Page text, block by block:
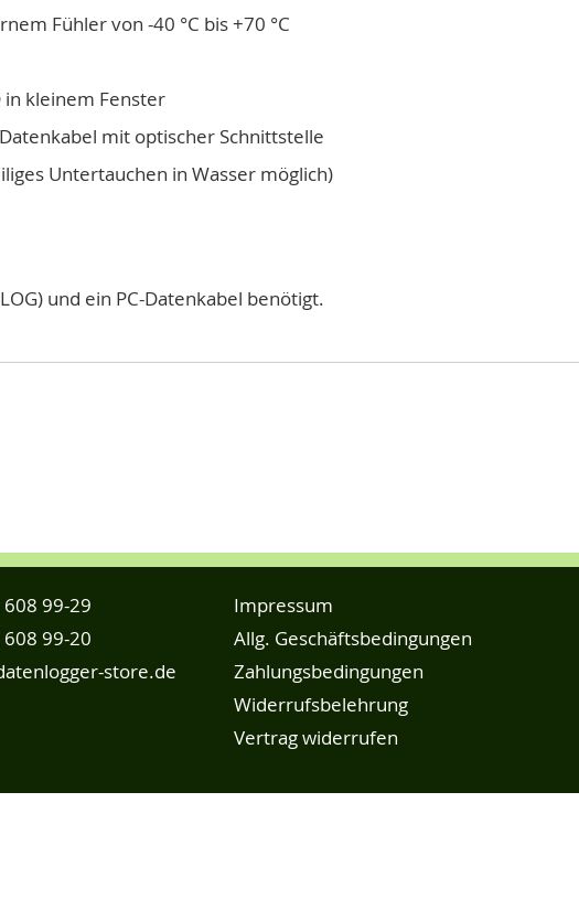
Fühler von -40 °C bis +70 °C
in kleinem Fenster
mit optischer Schnittstelle
Untertauchen in Wasser möglich)
und ein PC-Datenkabel benötigt.
99-29
99-20
store.de
Impressum
Allg. Geschäftsbedingungen
Zahlungsbedingungen
Widerrufsbelehrung
Vertrag widerrufen